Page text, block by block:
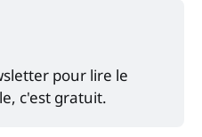
pour lire le
c'est gratuit.